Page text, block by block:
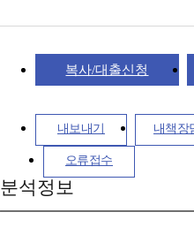
복사/대출신청
내보내기 내책장
오류접수
분석정보